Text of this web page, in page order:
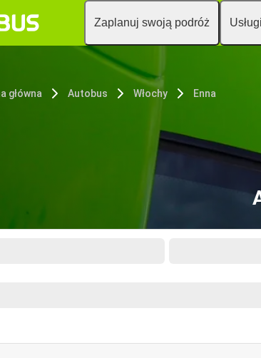
Zaplanuj swoją podróż Usługi
główna Autobus Włochy Enna